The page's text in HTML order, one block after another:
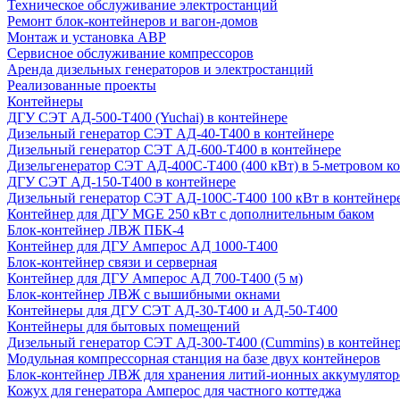
Техническое обслуживание электростанций
Ремонт блок-контейнеров и вагон-домов
Монтаж и установка АВР
Сервисное обслуживание компрессоров
Аренда дизельных генераторов и электростанций
Реализованные проекты
Контейнеры
ДГУ СЭТ АД-500-Т400 (Yuchai) в контейнере
Дизельный генератор СЭТ АД-40-Т400 в контейнере
Дизельный генератор СЭТ АД-600-Т400 в контейнере
Дизельгенератор СЭТ АД-400С-Т400 (400 кВт) в 5-метровом
ДГУ СЭТ АД-150-Т400 в контейнере
Дизельный генератор СЭТ АД-100С-Т400 100 кВт в
Контейнер для ДГУ MGE 250 кВт с дополнительным баком
Блок-контейнер ЛВЖ ПБК-4
Контейнер для ДГУ Амперос АД 1000-Т400
Блок-контейнер связи и серверная
Контейнер для ДГУ Амперос АД 700-Т400 (5 м)
Блок-контейнер ЛВЖ с вышибными окнами
Контейнеры для ДГУ СЭТ АД-30-Т400 и АД-50-Т400
Контейнеры для бытовых помещений
Дизельный генератор СЭТ АД-300-Т400 (Cummins) в
Модульная компрессорная станция на базе двух контейнеров
Блок-контейнер ЛВЖ для хранения литий-ионных
Кожух для генератора Амперос для частного коттеджа